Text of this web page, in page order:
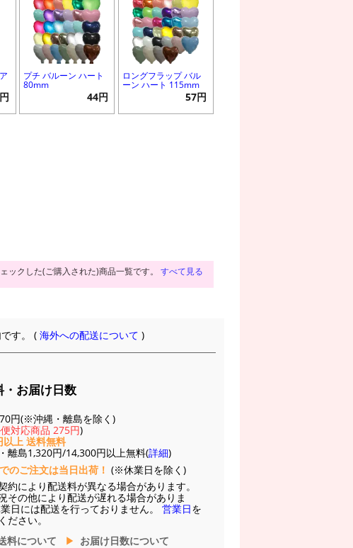
プチ バルーン ハート
80mm
44円
ロングフラップ バル
ーン ハート 115mm
57円
ックした(ご購入された)商品一覧です。 すべて見る
す。 (海外への配送について )
・お届け日数
円(※沖縄・離島を除く)
対応商品 275円)
以上 送料無料
離島1,320円/14,300円以上無料(詳細)
のご注文は当日出荷！ (※休業日を除く)
約により配送料が異なる場合があります。
その他により配送が遅れる場合がありま
日には配送を行っておりません。 営業日を
ださい。
料について
お届け日数について